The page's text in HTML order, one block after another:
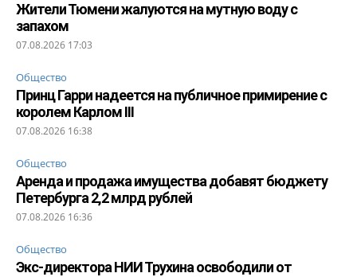
Жители Тюмени жалуются на мутную воду с
запахом
07.08.2026 17:03
Общество
Принц Гарри надеется на публичное примирение с
королем Карлом III
07.08.2026 16:38
Общество
Аренда и продажа имущества добавят бюджету
Петербурга 2,2 млрд рублей
07.08.2026 16:36
Общество
Экс-директора НИИ Трухина освободили от